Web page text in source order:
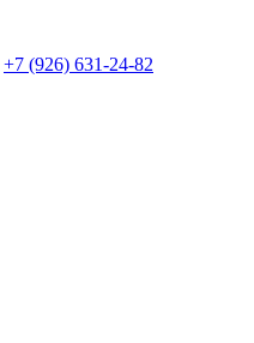
+7 (926) 631-24-82